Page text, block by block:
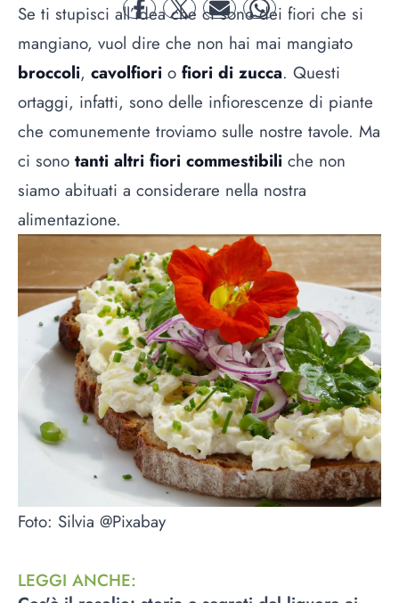
facebooktwitter mail whatsapp
Se ti stupisci all’idea che ci sono dei fiori che si
mangiano, vuol dire che non hai mai mangiato
broccoli, cavolfiori o fiori di zucca. Questi
ortaggi, infatti, sono delle infiorescenze di piante
che comunemente troviamo sulle nostre tavole. Ma
ci sono tanti altri fiori commestibili che non
siamo abituati a considerare nella nostra
alimentazione.
Foto: Silvia @Pixabay
LEGGI ANCHE: